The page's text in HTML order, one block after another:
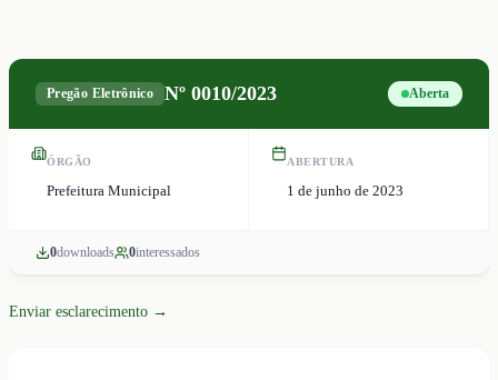
Pregão Eletrônico Nº0010/2023 Aberta
ÓRGÃO
Prefeitura Municipal
ABERTURA
1 de junho de 2023
0downloads 0interessados
Enviar esclarecimento →